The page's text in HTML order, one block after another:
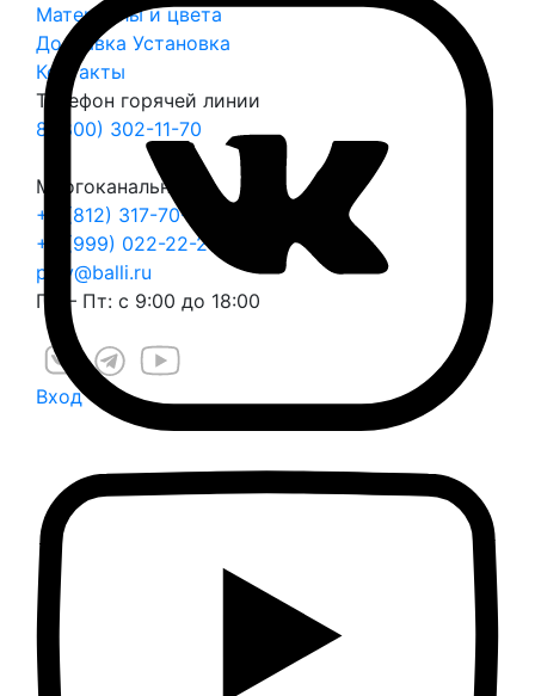
Материалы и цвета
Доставка Установка
Контакты
Телефон горячей линии
8 (800) 302-11-70
Многоканальный
+7 (812) 317-70-70
+7 (999) 022-22-25
play@balli.ru
Пн – Пт: с 9:00 до 18:00
Вход